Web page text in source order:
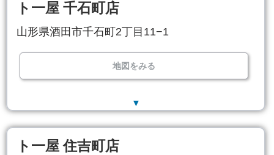
ト一屋 千石町店
山形県酒田市千石町2丁目11−1
地図をみる
▼
ト一屋 住吉町店